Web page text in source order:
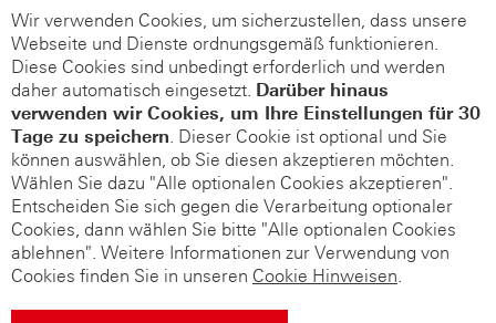
Wir verwenden Cookies, um sicherzustellen, dass unsere
Webseite und Dienste ordnungsgemäß funktionieren.
Diese Cookies sind unbedingt erforderlich und werden
daher automatisch eingesetzt. Darüber hinaus
verwenden wir Cookies, um Ihre Einstellungen für 30
Tage zu speichern. Dieser Cookie ist optional und Sie
können auswählen, ob Sie diesen akzeptieren möchten.
Wählen Sie dazu "Alle optionalen Cookies akzeptieren".
Entscheiden Sie sich gegen die Verarbeitung optionaler
Cookies, dann wählen Sie bitte "Alle optionalen Cookies
ablehnen". Weitere Informationen zur Verwendung von
Cookies finden Sie in unseren Cookie Hinweisen.